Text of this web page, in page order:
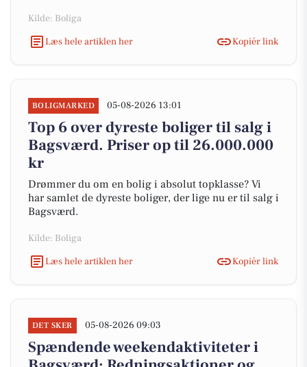
Kilde: Boliga
Læs hele artiklen her
Kopiér link
BOLIGMARKED 05-08-2026 13:01
Top 6 over dyreste boliger til salg i
Bagsværd. Priser op til 26.000.000
kr
Drømmer du om en bolig i absolut topklasse? Vi
har samlet de dyreste boliger, der lige nu er til salg i
Bagsværd.
Kilde: Boliga
Læs hele artiklen her
Kopiér link
DET SKER 05-08-2026 09:03
Spændende weekendaktiviteter i